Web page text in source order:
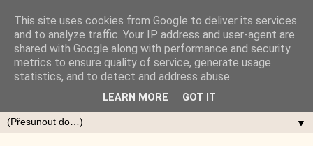
▼
This site uses cookies from Google to deliver its services
and to analyze traffic. Your IP address and user-agent are
shared with Google along with performance and security
metrics to ensure quality of service, generate usage
statistics, and to detect and address abuse.
LEARN MORE GOT IT